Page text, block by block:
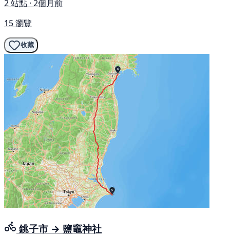
2 站點 · 2個月前
15 瀏覽
收藏
銚子市 → 鹽竈神社